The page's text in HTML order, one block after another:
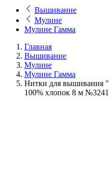
Вышивание
Мулине
Мулине Гамма
Главная
Вышивание
Мулине
Мулине Гамма
Нитки для вышивания "
100% хлопок 8 м №3241